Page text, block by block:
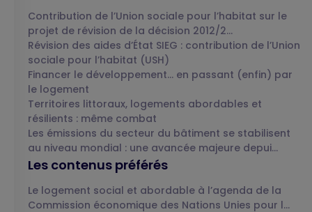
Contribution de l’Union sociale pour l’habitat sur le
projet de révision de la décision 2012/2...
Révision des aides d’État SIEG : contribution de l’Union
sociale pour l’habitat (USH)
Financer le développement… en passant (enfin) par
le logement
Territoires littoraux, logements abordables et
résilients : même combat
Les émissions du secteur du bâtiment se stabilisent
au niveau mondial : une avancée majeure depui...
Les contenus préférés
Le logement social et abordable à l’agenda de la
Commission économique des Nations Unies pour l...